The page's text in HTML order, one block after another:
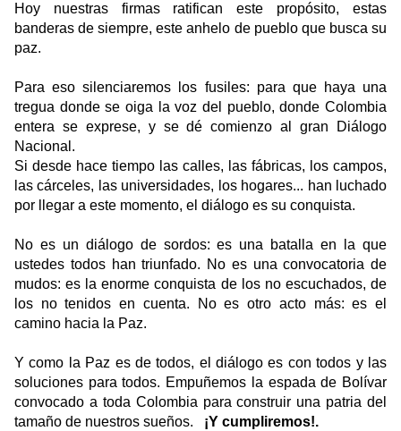
Hoy nuestras firmas ratifican este propósito, estas
banderas de siempre, este anhelo de pueblo que busca su
paz.
Para eso silenciaremos los fusiles: para que haya una
tregua donde se oiga la voz del pueblo, donde Colombia
entera se exprese, y se dé comienzo al gran Diálogo
Nacional.
Si desde hace tiempo las calles, las fábricas, los campos,
las cárceles, las universidades, los hogares... han luchado
por llegar a este momento, el diálogo es su conquista.
No es un diálogo de sordos: es una batalla en la que
ustedes todos han triunfado. No es una convocatoria de
mudos: es la enorme conquista de los no escuchados, de
los no tenidos en cuenta. No es otro acto más: es el
camino hacia la Paz.
Y como la Paz es de todos, el diálogo es con todos y las
soluciones para todos. Empuñemos la espada de Bolívar
convocado a toda Colombia para construir una patria del
tamaño de nuestros sueños.
¡Y cumpliremos!.